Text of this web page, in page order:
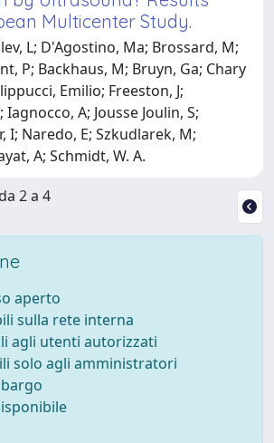
Multicenter Study.
L; D'Agostino, Ma; Brossard, M;
P; Backhaus, M; Bruyn, Ga; Chary
Emilio; Freeston, J;
A; Jousse Joulin, S;
I; Naredo, E; Szkudlarek, M;
A; Schmidt, W. A.
2 a 4
aperto
sulla rete interna
agli utenti autorizzati
solo agli amministratori